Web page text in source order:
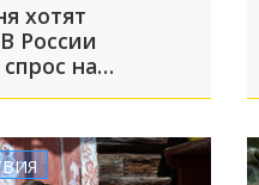
хотят
России
на
машины